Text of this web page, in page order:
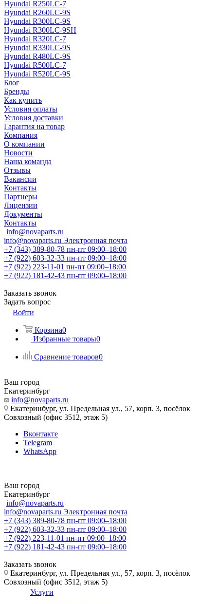
Hyundai R250LC-7
Hyundai R260LC-9S
Hyundai R300LC-9S
Hyundai R300LC-9SH
Hyundai R320LC-7
Hyundai R330LC-9S
Hyundai R480LC-9S
Hyundai R500LC-7
Hyundai R520LC-9S
Блог
Бренды
Как купить
Условия оплаты
Условия доставки
Гарантия на товар
Компания
О компании
Новости
Наша команда
Отзывы
Вакансии
Контакты
Партнеры
Лицензии
Документы
Контакты
info@novaparts.ru
info@novaparts.ru Электронная почта
+7 (343) 389-80-78 пн-пт 09:00–18:00
+7 (922) 603-32-33 пн-пт 09:00–18:00
+7 (922) 223-11-01 пн-пт 09:00–18:00
+7 (922) 181-42-43 пн-пт 09:00–18:00
Заказать звонок
Задать вопрос
Войти
Корзина0
Избранные товары0
Сравнение товаров0
Ваш город
Екатеринбург
info@novaparts.ru
Екатеринбург, ул. Предельная ул., 57, корп. 3, посёлок
Совхозный (офис 3512, этаж 5)
Вконтакте
Telegram
WhatsApp
Ваш город
Екатеринбург
info@novaparts.ru
info@novaparts.ru Электронная почта
+7 (343) 389-80-78 пн-пт 09:00–18:00
+7 (922) 603-32-33 пн-пт 09:00–18:00
+7 (922) 223-11-01 пн-пт 09:00–18:00
+7 (922) 181-42-43 пн-пт 09:00–18:00
Заказать звонок
Екатеринбург, ул. Предельная ул., 57, корп. 3, посёлок
Совхозный (офис 3512, этаж 5)
Услуги